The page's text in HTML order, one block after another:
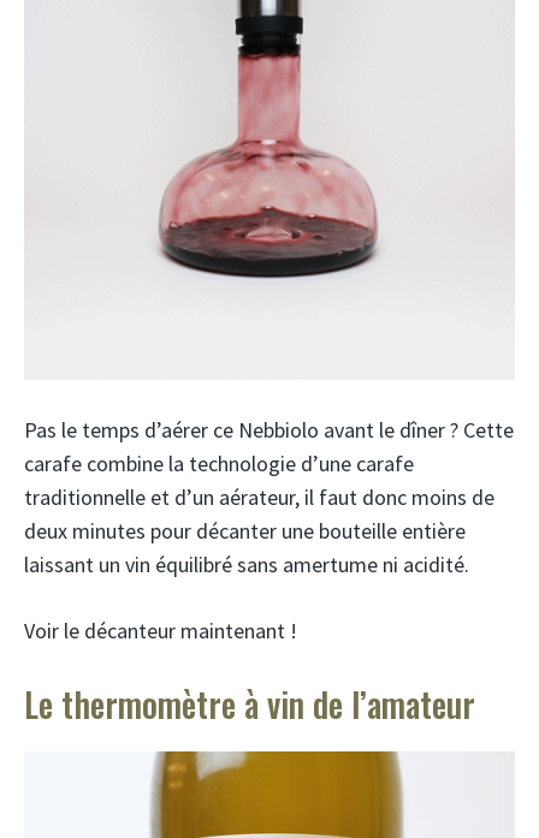
Pas le temps d’aérer ce Nebbiolo avant le dîner ? Cette
carafe combine la technologie d’une carafe
traditionnelle et d’un aérateur, il faut donc moins de
deux minutes pour décanter une bouteille entière
laissant un vin équilibré sans amertume ni acidité.
Voir le décanteur maintenant !
Le thermomètre à vin de l’amateur